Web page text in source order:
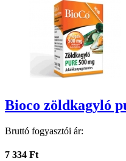
Bioco zöldkagyló
Bruttó fogyasztói ár:
7 334 Ft